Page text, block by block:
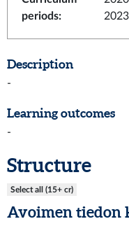
periods:
Description
-
Learning outcomes
-
Structure
Select all (15+ cr)
Avoimen tiedon